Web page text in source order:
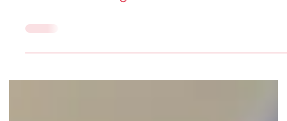
die Selbstständigkeit.